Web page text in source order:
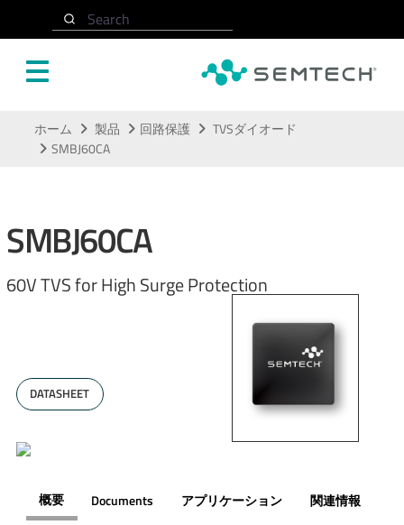
Search
ホーム 製品 回路保護
TVSダイオード
SMBJ60CA
SMBJ60CA
60V TVS for High Surge Protection
DATASHEET
概要 Documents アプリケーション
関連情報